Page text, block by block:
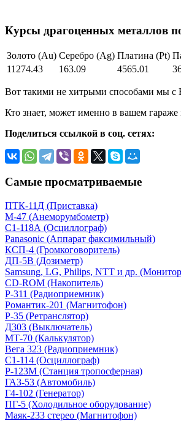
Курсы драгоценных металлов
Золото (Au) Серебро (Ag) Платина (Pt)
11274.43
163.09 4565.01
Вот такими не хитрыми способами мы с
Кто знает, может именно в вашем
Поделиться ссылкой в соц. сетях:
Самые просматриваемые
ПТК-11Д (Приставка)
М-47 (Анеморумбометр)
С1-118А (Осциллограф)
Panasonic (Аппарат факсимильный)
КСП-4 (Громкоговоритель)
ДП-5В (Дозиметр)
Samsung, LG, Philips, NTT и др.
CD-ROM (Накопитель)
Р-311 (Радиоприемник)
Романтик-201 (Магнитофон)
Р-35 (Ретранслятор)
Д303 (Выключатель)
МТ-70 (Калькулятор)
Вега 323 (Радиоприемник)
С1-114 (Осциллограф)
Р-123М (Станция тропосферная)
ГАЗ-53 (Автомобиль)
Г4-102 (Генератор)
ПГ-5 (Холодильное оборудование)
Маяк-233 стерео (Магнитофон)